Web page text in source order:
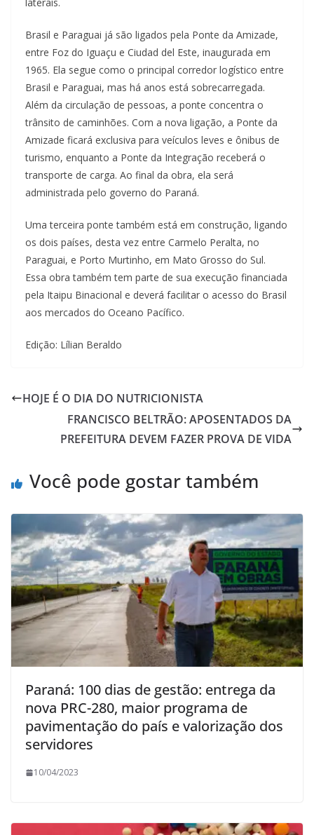
Brasil e Paraguai já são ligados pela Ponte da Amizade,
entre Foz do Iguaçu e Ciudad del Este, inaugurada em
1965. Ela segue como o principal corredor logístico entre
Brasil e Paraguai, mas há anos está sobrecarregada.
Além da circulação de pessoas, a ponte concentra o
trânsito de caminhões. Com a nova ligação, a Ponte da
Amizade ficará exclusiva para veículos leves e ônibus de
turismo, enquanto a Ponte da Integração receberá o
transporte de carga. Ao final da obra, ela será
administrada pelo governo do Paraná.
Uma terceira ponte também está em construção, ligando
os dois países, desta vez entre Carmelo Peralta, no
Paraguai, e Porto Murtinho, em Mato Grosso do Sul.
Essa obra também tem parte de sua execução financiada
pela Itaipu Binacional e deverá facilitar o acesso do Brasil
aos mercados do Oceano Pacífico.
Edição: Lílian Beraldo
HOJE É O DIA DO NUTRICIONISTA
FRANCISCO BELTRÃO: APOSENTADOS DA
PREFEITURA DEVEM FAZER PROVA DE VIDA
Você pode gostar também
Paraná: 100 dias de gestão: entrega da
nova PRC-280, maior programa de
pavimentação do país e valorização dos
servidores
10/04/2023